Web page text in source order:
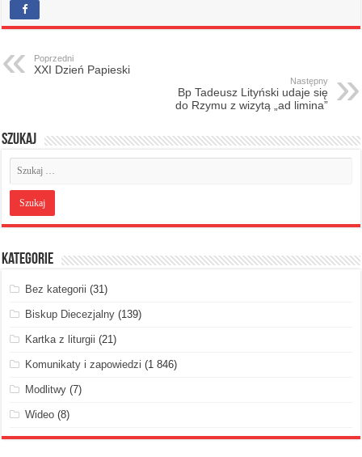
Poprzedni
XXI Dzień Papieski
Następny
Bp Tadeusz Lityński udaje się
do Rzymu z wizytą „ad limina”
Szukaj
Kategorie
Bez kategorii (31)
Biskup Diecezjalny (139)
Kartka z liturgii (21)
Komunikaty i zapowiedzi (1 846)
Modlitwy (7)
Wideo (8)